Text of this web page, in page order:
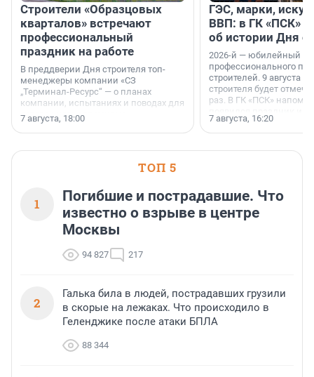
Строители «Образцовых
кварталов» встречают
профессиональный
праздник на работе
В преддверии Дня строителя топ-
менеджеры компании «СЗ
„Терминал-Ресурс“ — о планах
компании, испытаниях и поводах для
осторожного оптимизма.
7 августа, 18:00
ГЭС, марки,
ВВП: в ГК «ПСК»
об истории Дня
2026-й — юбилейный
профессионального
строителей. 9 августа
строителя будет
раз. В ГК «ПСК»
поменялась роль
7 августа, 16:20
ТОП 5
1
Погибшие и пострадавшие. Что
известно о взрыве в центре
Москвы
94 827 217
2
Галька била в людей, пострадавших грузили
в скорые на лежаках. Что происходило в
Геленджике после атаки БПЛА
88 344